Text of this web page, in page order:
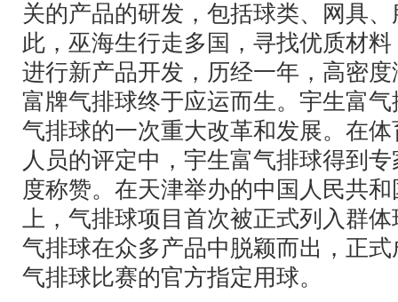
关的产品的研发，包括球类、网具
此，巫海生行走多国，寻找优质材
进行新产品开发，历经一年，高密
富牌气排球终于应运而生。宇生富
气排球的一次重大改革和发展。在
人员的评定中，宇生富气排球得到
度称赞。在天津举办的中国人民共
上，气排球项目首次被正式列入群
气排球在众多产品中脱颖而出，正
气排球比赛的官方指定用球。